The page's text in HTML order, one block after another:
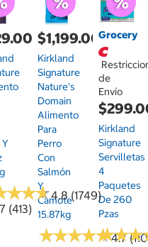
(413)
Postal
★★★
★★★4.8 (1749)
$1,199.00
Kirkland
Signature
Nature's
Domain
Alimento
Para
Perro
Con
Salmón
Y
Camote
15.87kg
★★★★★
★★★★★4.7
Grocery
de
Envío
Kirkland
Signature
Servilletas
4
Paquetes
De 260
Pzas
★★★
★★★